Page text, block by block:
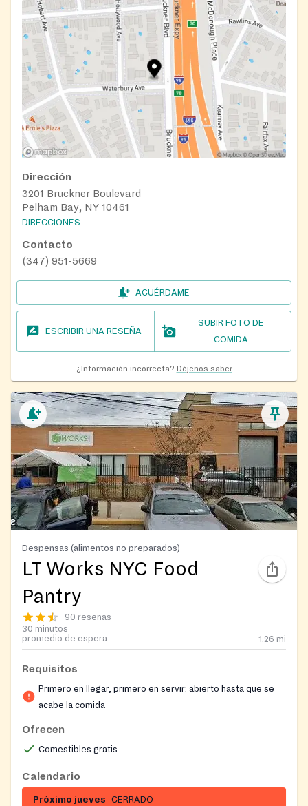
Dirección
3201 Bruckner Boulevard
Pelham Bay, NY 10461
DIRECCIONES
Contacto
(347) 951-5669
ACUÉRDAME
ESCRIBIR UNA RESEÑA
SUBIR FOTO DE
COMIDA
¿Información incorrecta? Déjenos saber
Despensas (alimentos no preparados)
LT Works NYC Food
Pantry
90 reseñas
30 minutos
promedio de espera
1.26 mi
Requisitos
Primero en llegar, primero en servir: abierto hasta que se
acabe la comida
Ofrecen
Comestibles gratis
Calendario
Próximo jueves CERRADO